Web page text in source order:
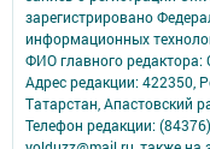
зарегистрировано
информационных
ФИО главного редактора:
Адрес редакции: 422350,
Татарстан, Апастовский
Телефон редакции: